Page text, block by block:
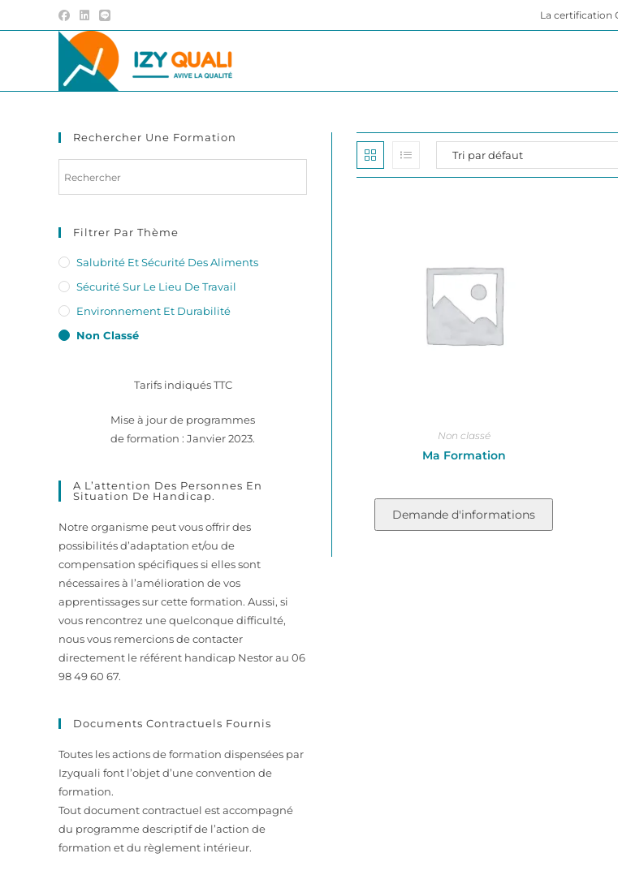
to
La certification
Non classé
Ma Formation
Demande d'informations
Rechercher Une Formation
Filtrer Par Thème
Salubrité Et Sécurité Des Aliments
Sécurité Sur Le Lieu De Travail
Environnement Et Durabilité
Non Classé
Tarifs indiqués TTC
Mise à jour de programmes
de formation : Janvier 2023.
A L’attention Des Personnes En
Situation De Handicap.
Notre organisme peut vous offrir des
possibilités d’adaptation et/ou de
compensation spécifiques si elles sont
nécessaires à l’amélioration de vos
apprentissages sur cette formation. Aussi, si
vous rencontrez une quelconque difficulté,
nous vous remercions de contacter
directement le référent handicap Nestor au 06
98 49 60 67.
Documents Contractuels Fournis
Toutes les actions de formation dispensées par
Izyquali font l’objet d’une convention de
formation.
Tout document contractuel est accompagné
du programme descriptif de l’action de
formation et du règlement intérieur.